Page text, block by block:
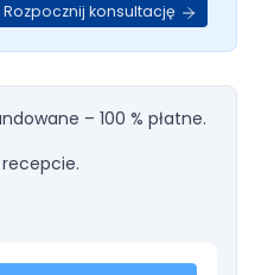
Rozpocznij konsultację
– 100 % płatne.